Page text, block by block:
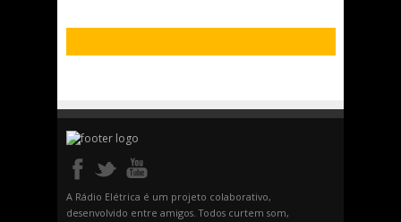
A Rádio Elétrica é um projeto colaborativo,
desenvolvido entre amigos. Todos curtem som,